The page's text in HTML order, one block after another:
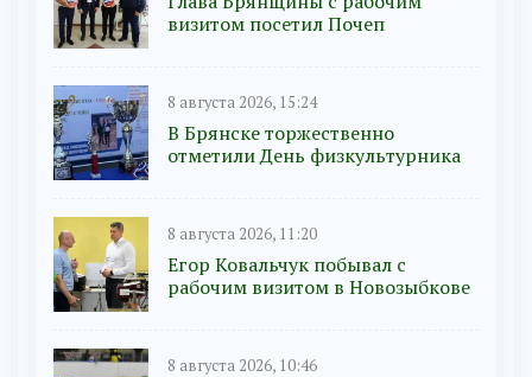
визитом посетил Почеп
8 августа 2026, 15:24
В Брянске торжественно
отметили День физкультурника
8 августа 2026, 11:20
Егор Ковальчук побывал с
рабочим визитом в Новозыбкове
8 августа 2026, 10:46